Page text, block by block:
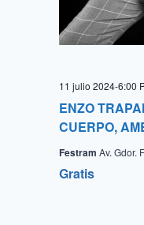
ENZO
CUERPO,
11 julio 2024-6:00
Festram Av. Gdor.
Gratis